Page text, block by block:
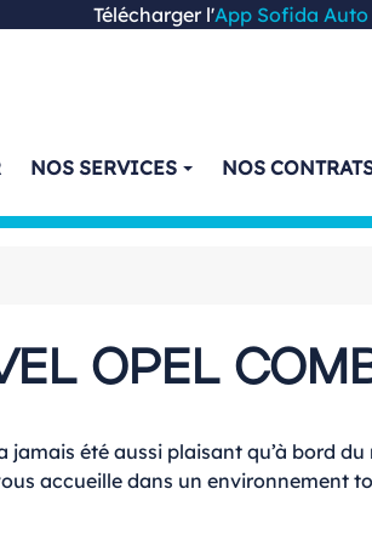
Télécharger l'App Sofida Auto
NOS SERVICES NOS
OPEL
jamais été aussi plaisant qu’à bord
accueille dans un environnement